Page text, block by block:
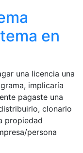
en
una licencia una
implicaría
pagaste una
clonarlo
propiedad
persona